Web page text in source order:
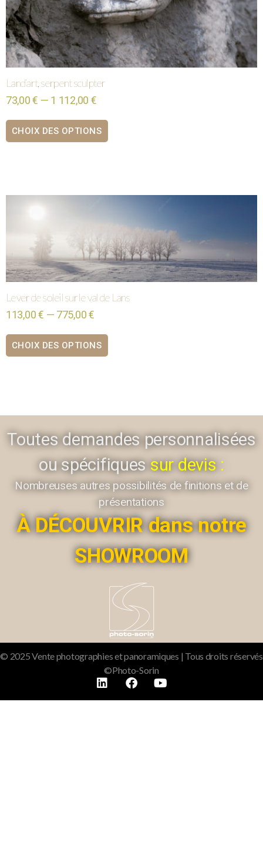
Land’art, serpent sculpter
73,00 € — 1 112,00 €
CHOIX DES OPTIONS
Lever de soleil sur le val de Lans
113,00 € — 775,00 €
CHOIX DES OPTIONS
Toutes demandes personnalisées
ou spécifiquessur devis :
Nombreuses autres possibilités de finitions et de
présentations
À DÉCOUVRIR dans notre
SHOWROOM
© 2025 Vente photographies et panoramiques | Tous droits réservés
©Photo-Sorin